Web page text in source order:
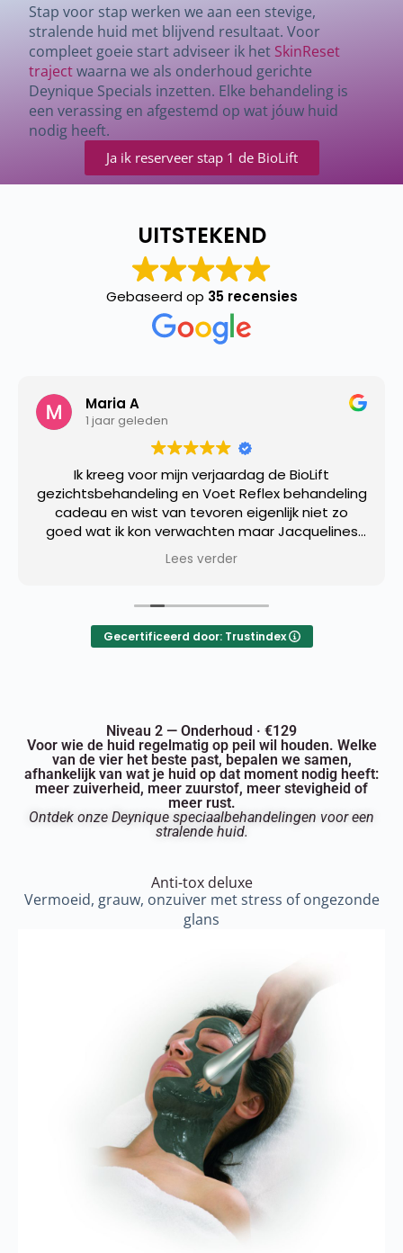
Stap voor stap werken we aan een stevige,
stralende huid met blijvend resultaat. Voor
compleet goeie start adviseer ik het SkinReset
trajectwaarna we als onderhoud gerichte
Deynique Specials inzetten. Elke behandeling is
een verassing en afgestemd op wat jóuw huid
nodig heeft.
Ja ik reserveer stap 1 de BioLift
UITSTEKEND
Gebaseerd op 35 recensies
Maria A
1 jaar geleden
Ik kreeg voor mijn verjaardag de BioLift
gezichtsbehandeling en Voet Reflex behandeling
cadeau en wist van tevoren eigenlijk niet zo
goed wat ik kon verwachten maar Jacquelines
heeft alles heel goed uitgelegd!
Gezichtsbehandeling was heel ontspannend
week later; ikzelf en de mensen om mij heen
zagen duidelijk een hele frisse look en ikzelf zag
op een gegeven moment echt een soort mini
Lees verder
Gecertificeerd door: Trustindex
Niveau 2 — Onderhoud · €129
Voor wie de huid regelmatig op peil wil houden. Welke
van de vier het beste past, bepalen we samen,
afhankelijk van wat je huid op dat moment nodig heeft:
meer zuiverheid, meer zuurstof, meer stevigheid of
meer rust.
Ontdek onze Deynique speciaalbehandelingen voor een
stralende huid.
Anti-tox deluxe
Vermoeid, grauw, onzuiver met stress of ongezonde
glans